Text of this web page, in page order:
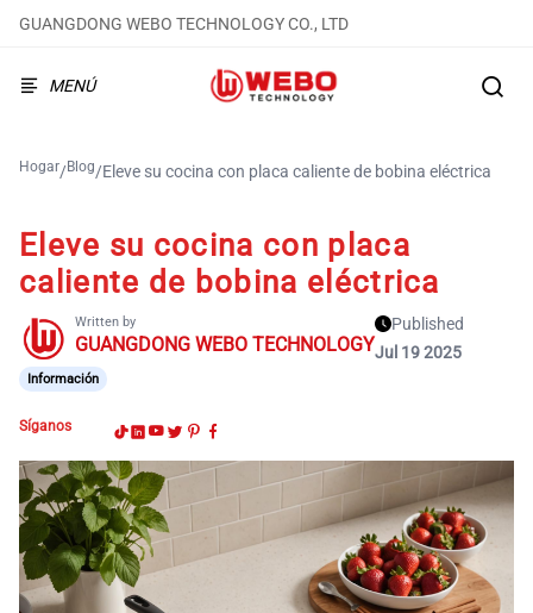
GUANGDONG WEBO TECHNOLOGY CO., LTD
MENÚ
Hogar/Blog/Eleve su cocina con placa caliente de bobina eléctrica
Eleve su cocina con placa
caliente de bobina eléctrica
Written by
GUANGDONG WEBO TECHNOLOGY
Published
Jul 19 2025
Información
Síganos